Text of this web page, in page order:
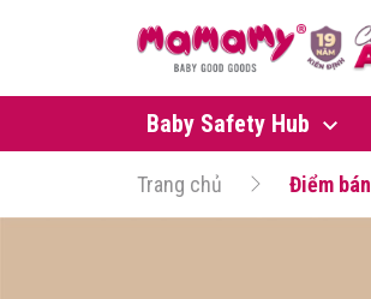
Baby Safety Hub
Trang chủ Điểm bán